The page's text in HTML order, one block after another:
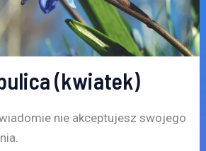
(kwiatek)
nie akceptujesz swojego